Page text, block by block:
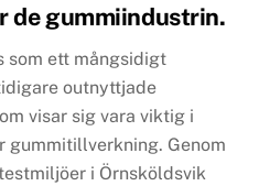
de gummiindustrin.
som ett mångsidigt
outnyttjade
visar sig vara viktig i
Genom
i Örnsköldsvik